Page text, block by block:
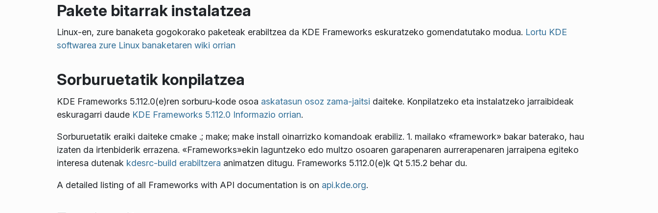
Pakete bitarrak instalatzea
Linux-en, zure banaketa gogokorako paketeak erabiltzea da KDE Frameworks eskuratzeko gomendatutako modua. Lortu KDE
softwarea zure Linux banaketaren wiki orrian
Sorburuetatik konpilatzea
KDE Frameworks 5.112.0(e)ren sorburu-kode osoa askatasun osoz zama-jaitsi daiteke. Konpilatzeko eta instalatzeko jarraibideak
eskuragarri daude KDE Frameworks 5.112.0 Informazio orrian.
Sorburuetatik eraiki daiteke cmake .; make; make install oinarrizko komandoak erabiliz. 1. mailako «framework» bakar baterako, hau
izaten da irtenbiderik errazena. «Frameworks»ekin laguntzeko edo multzo osoaren garapenaren aurrerapenaren jarraipena egiteko
interesa dutenak kdesrc-build erabiltzera animatzen ditugu. Frameworks 5.112.0(e)k Qt 5.15.2 behar du.
A detailed listing of all Frameworks with API documentation is on api.kde.org.